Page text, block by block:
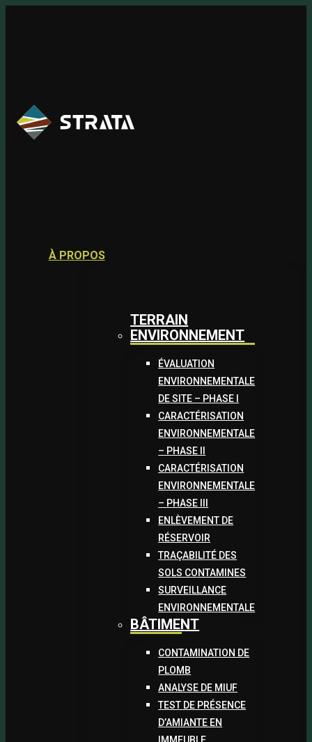
À PROPOS
TERRAIN
ENVIRONNEMENT
ÉVALUATION
ENVIRONNEMENTALE
DE SITE – PHASE I
CARACTÉRISATION
ENVIRONNEMENTALE
– PHASE II
CARACTÉRISATION
ENVIRONNEMENTALE
– PHASE III
ENLÈVEMENT DE
RÉSERVOIR
TRAÇABILITÉ DES
SOLS CONTAMINES
SURVEILLANCE
ENVIRONNEMENTALE
BÂTIMENT
CONTAMINATION DE
PLOMB
ANALYSE DE MIUF
TEST DE PRÉSENCE
D’AMIANTE EN